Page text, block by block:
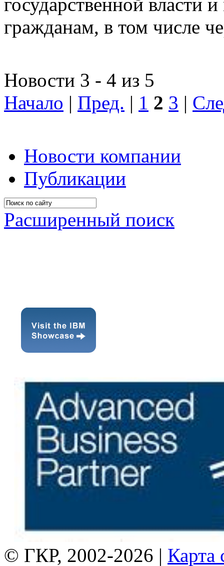
государственной власти
гражданам, в том числе
Новости 3 - 4 из 5
Начало | Пред. | 1 2 3 |
Новости компании
Публикации
Расширенный поиск
© ГКР, 2002-2026 | Карта